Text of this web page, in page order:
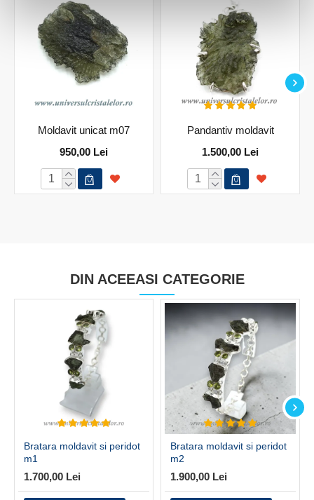
Moldavit unicat m07
950,00 Lei
Pandantiv moldavit
1.500,00 Lei
DIN ACEEASI CATEGORIE
Bratara moldavit si peridot
m1
1.700,00 Lei
Bratara moldavit si peridot
m2
1.900,00 Lei